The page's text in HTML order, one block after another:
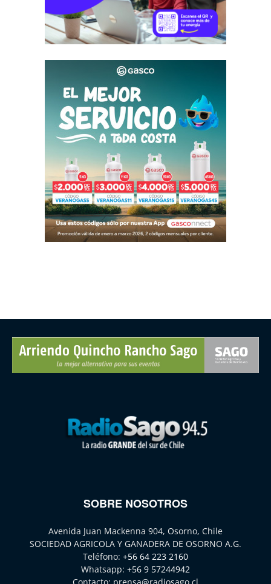
SOBRE NOSOTROS
Avenida Juan Mackenna 904, Osorno, Chile
SOCIEDAD AGRICOLA Y GANADERA DE OSORNO A.G.
Teléfono: +56 64 223 2160
Whatsapp: +56 9 57244942